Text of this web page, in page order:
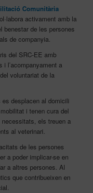
Comunitària
activament amb la
benestar de les persones
de companyia.
del SRC-EE amb
l’acompanyament a
voluntariat de la
desplacen al domicili
i tenen cura del
els treuen a
al veterinari.
de les persones
a poder implicar-se en
a altres persones. Al
que contribueixen en